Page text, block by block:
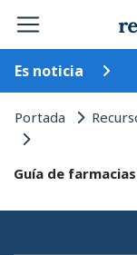
Es noticia
Portada
Guía de